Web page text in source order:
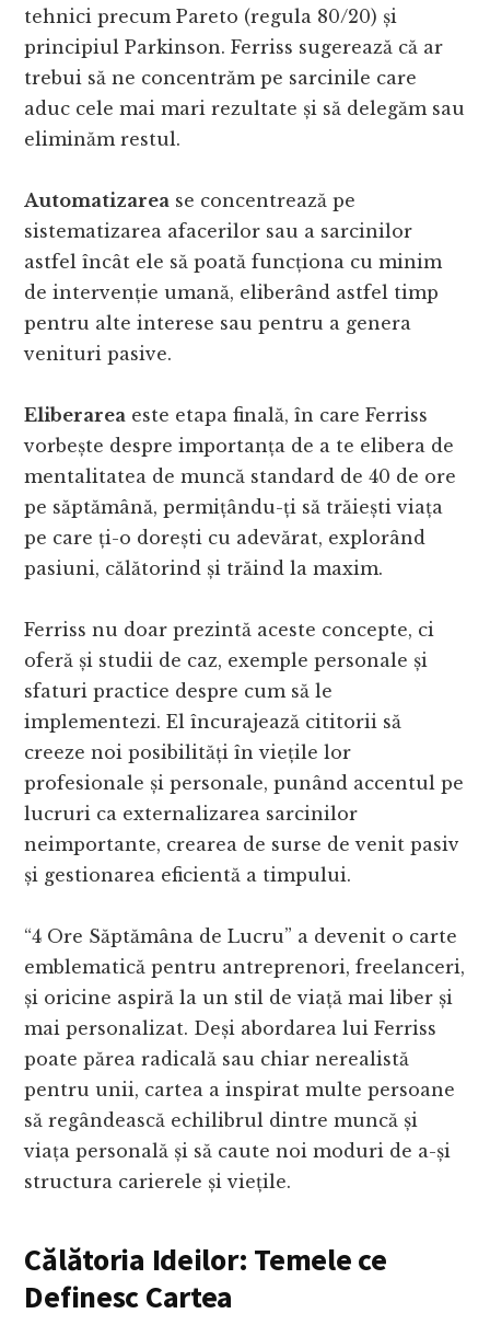
tehnici precum Pareto (regula 80/20) și
principiul Parkinson. Ferriss sugerează că ar
trebui să ne concentrăm pe sarcinile care
aduc cele mai mari rezultate și să delegăm sau
eliminăm restul.
Automatizarea se concentrează pe
sistematizarea afacerilor sau a sarcinilor
astfel încât ele să poată funcționa cu minim
de intervenție umană, eliberând astfel timp
pentru alte interese sau pentru a genera
venituri pasive.
Eliberarea este etapa finală, în care Ferriss
vorbește despre importanța de a te elibera de
mentalitatea de muncă standard de 40 de ore
pe săptămână, permițându-ți să trăiești viața
pe care ți-o dorești cu adevărat, explorând
pasiuni, călătorind și trăind la maxim.
Ferriss nu doar prezintă aceste concepte, ci
oferă și studii de caz, exemple personale și
sfaturi practice despre cum să le
implementezi. El încurajează cititorii să
creeze noi posibilități în viețile lor
profesionale și personale, punând accentul pe
lucruri ca externalizarea sarcinilor
neimportante, crearea de surse de venit pasiv
și gestionarea eficientă a timpului.
“4 Ore Săptămâna de Lucru” a devenit o carte
emblematică pentru antreprenori, freelanceri,
și oricine aspiră la un stil de viață mai liber și
mai personalizat. Deși abordarea lui Ferriss
poate părea radicală sau chiar nerealistă
pentru unii, cartea a inspirat multe persoane
să regândească echilibrul dintre muncă și
viața personală și să caute noi moduri de a-și
structura carierele și viețile.
Călătoria Ideilor: Temele ce
Definesc Cartea